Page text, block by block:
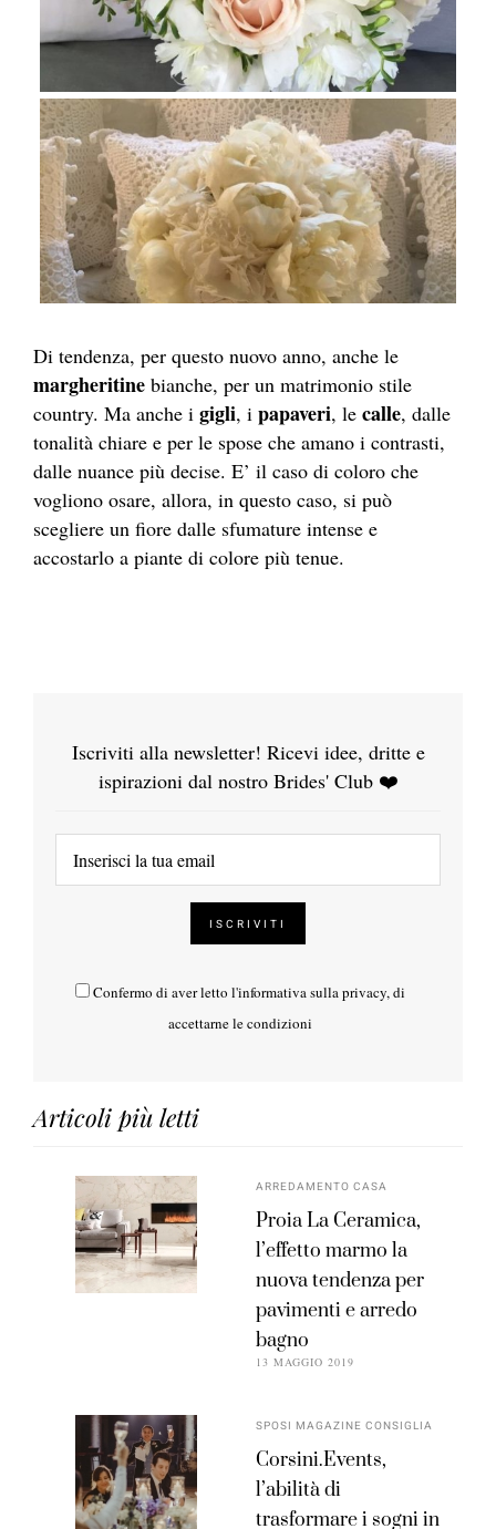
Di tendenza, per questo nuovo anno, anche le
margheritine bianche, per un matrimonio stile
country. Ma anche i gigli, i papaveri, le calle, dalle
tonalità chiare e per le spose che amano i contrasti,
dalle nuance più decise. E’ il caso di coloro che
vogliono osare, allora, in questo caso, si può
scegliere un fiore dalle sfumature intense e
accostarlo a piante di colore più tenue.
Iscriviti alla newsletter! Ricevi idee, dritte e
ispirazioni dal nostro Brides' Club ❤️
Confermo di aver letto l'informativa sulla privacy, di
accettarne le condizioni
Articoli più letti
ARREDAMENTO CASA
Proia La Ceramica,
l’effetto marmo la
nuova tendenza per
pavimenti e arredo
bagno
13 MAGGIO 2019
SPOSI MAGAZINE CONSIGLIA
Corsini.Events,
l’abilità di
trasformare i sogni in